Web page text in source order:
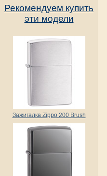
Рекомендуем купить
эти модели
Зажигалка Zippo 200 Brush